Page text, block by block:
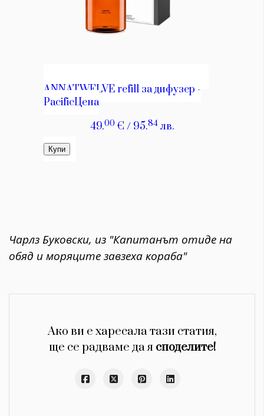
Чарлз Буковски, из "Капитанът отиде на
обяд и моряците завзеха кораба"
Ако ви е харесала тази статия,
ще се радваме да я споделите!